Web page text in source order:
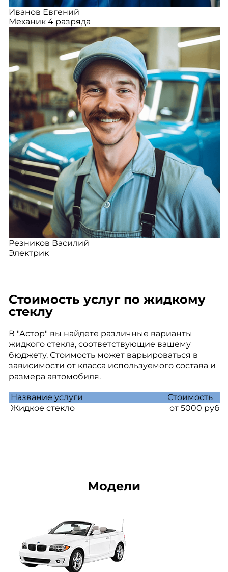
Иванов Евгений
Механик 4 разряда
Резников Василий
Электрик
Стоимость услуг по жидкому
стеклу
В "Астор" вы найдете различные варианты
жидкого стекла, соответствующие вашему
бюджету. Стоимость может варьироваться в
зависимости от класса используемого состава и
размера автомобиля.
Название услуги
Стоимость
Жидкое стекло
от 5000 руб
Модели